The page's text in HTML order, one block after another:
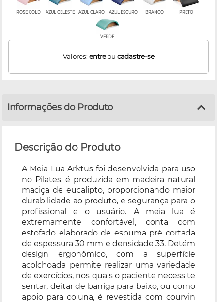
ROSE GOLD AZUL CELESTE AZUL CLARO AZUL ESCURO BRANCO PRETO
VERDE
Valores: entreou cadastre-se
Informações do Produto
Descrição do Produto
A Meia Lua Arktus foi desenvolvida para uso
no Pilates, é produzida em madeira natural
maciça de eucalipto, proporcionando maior
durabilidade ao produto, e segurança para o
profissional e o usuário. A meia lua é
extremamente confortável, conta com
estofado elaborado de espuma pré cortada
de espessura 30 mm e densidade 33. Detém
design ergonômico, com a superfície
acolchoada permite realizar uma variedade
de exercícios, nos quais o paciente necessite
sentar, deitar de barriga para baixo, ou como
apoio para coluna, é revestida com courvin